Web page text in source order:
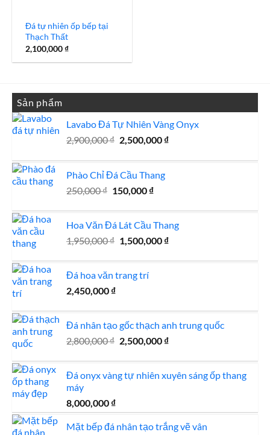
Đá tự nhiên ốp bếp tại
Thạch Thất
2,100,000₫
Sản phẩm
Lavabo Đá Tự Nhiên Vàng Onyx
2,900,000₫ Giá
là:
2,900,000 ₫.
2,500,000 ₫Giá
tại
Phào Chỉ Đá Cầu Thang
250,000₫ Giá
250,000 ₫.
150,000 ₫Giá
là:
150,000 ₫.
Hoa Văn Đá Lát Cầu Thang
1,950,000₫ Giá
1,950,000 ₫.
1,500,000 ₫Giá
Đá hoa văn trang trí
2,450,000 ₫
Đá nhân tạo gốc thạch anh trung quốc
2,800,000₫ Giá
2,800,000 ₫.
2,500,000 ₫Giá
là:
Đá onyx vàng tự nhiên xuyên sáng ốp thang
máy
8,000,000 ₫
Mặt bếp đá nhân tạo trắng vẽ vân